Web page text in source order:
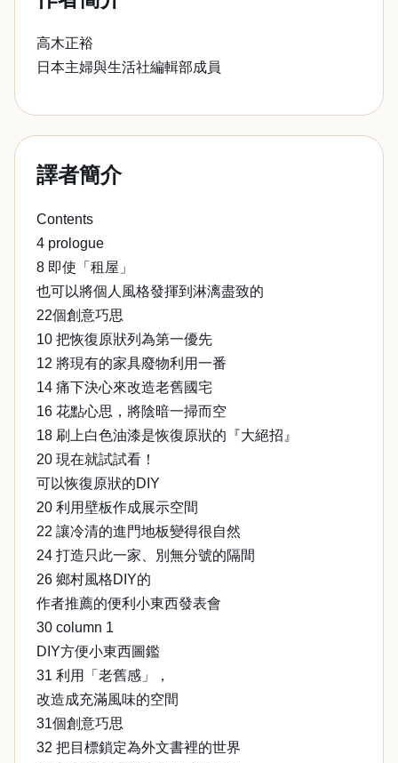
高木正裕
日本主婦與生活社編輯部成員
譯者簡介
Contents
4 prologue
8 即使「租屋」
也可以將個人風格發揮到淋漓盡致的
22個創意巧思
10 把恢復原狀列為第一優先
12 將現有的家具廢物利用一番
14 痛下決心來改造老舊國宅
16 花點心思，將陰暗一掃而空
18 刷上白色油漆是恢復原狀的『大絕招』
20 現在就試試看！
可以恢復原狀的DIY
20 利用壁板作成展示空間
22 讓冷清的進門地板變得很自然
24 打造只此一家、別無分號的隔間
26 鄉村風格DIY的
作者推薦的便利小東西發表會
30 column 1
DIY方便小東西圖鑑
31 利用「老舊感」，
改造成充滿風味的空間
31個創意巧思
32 把目標鎖定為外文書裡的世界